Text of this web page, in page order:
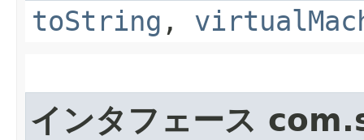
toString ,
インタフェース